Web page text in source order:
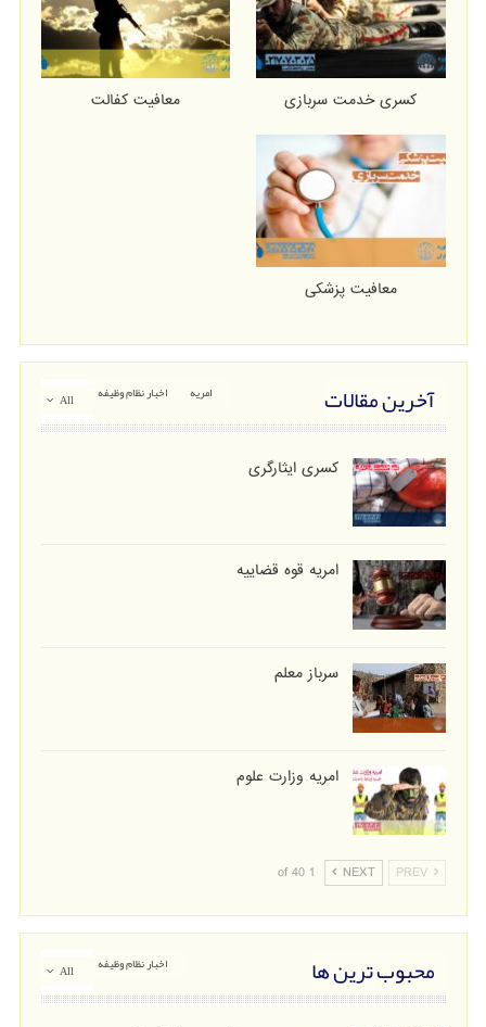
کسری خدمت سربازی معافیت کفالت
معافیت پزشکی
All آخرین مقالات اخبار نظام وظیفه امریه
کسری ایثارگری
امریه قوه قضاییه
سرباز معلم
امریه وزارت علوم
PREV
NEXT
1 of 40
All محبوب ترین ها اخبار نظام وظیفه